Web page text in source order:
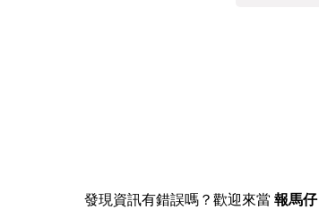
發現資訊有錯誤嗎？歡迎來當報馬仔